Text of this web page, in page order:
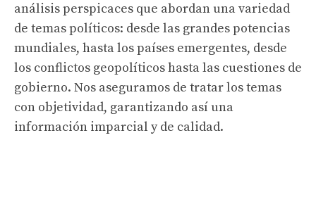
análisis perspicaces que abordan una variedad
de temas políticos: desde las grandes potencias
mundiales, hasta los países emergentes, desde
los conflictos geopolíticos hasta las cuestiones de
gobierno. Nos aseguramos de tratar los temas
con objetividad, garantizando así una
información imparcial y de calidad.